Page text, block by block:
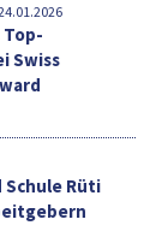
Top-
Swiss
Schule Rüti